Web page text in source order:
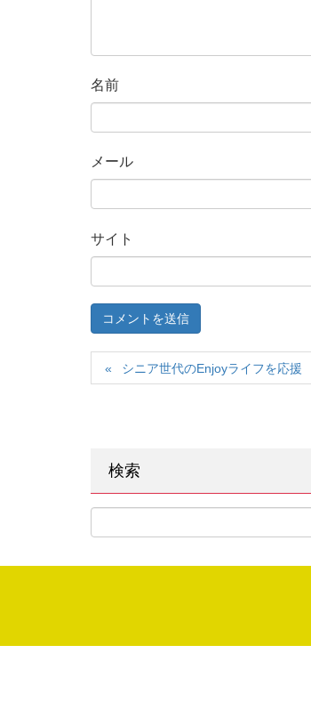
名前
メール
サイト
シニア世代のEnjoyライフを応援
検索